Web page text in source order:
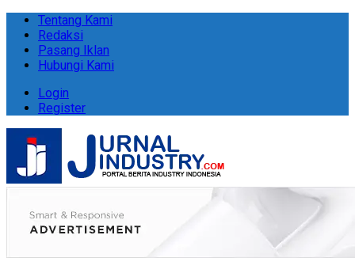
Tentang Kami
Redaksi
Pasang Iklan
Hubungi Kami
Login
Register